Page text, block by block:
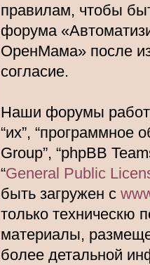
правилам, чтобы
форума
ОренМама» после
согласие.
Наши форумы
“их”, “программное
Group”, “phpBB
“General Public
быть загружен с
только техническю
материалы,
более детальной